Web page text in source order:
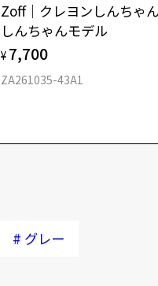
Zoff｜クレヨンしんち
しんちゃんモデル
¥ 7,700
ZA261035-43A1
# グレー